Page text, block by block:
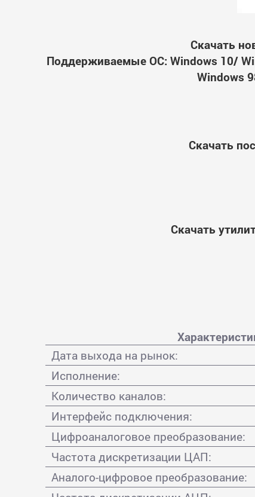
Скачать
Поддерживаемые ОС: Windows 10/
Windows
Скачать
Скачать
Дата выхода на рынок:
Исполнение:
Количество каналов:
Интерфейс подключения:
Цифроаналоговое преобразование:
Частота дискретизации ЦАП:
Аналого-цифровое преобразование: